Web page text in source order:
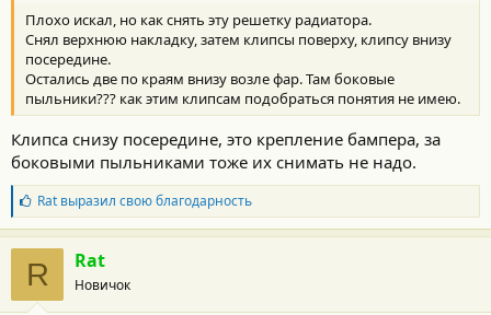
Плохо искал, но как снять эту решетку радиатора.
Снял верхнюю накладку, затем клипсы поверху, клипсу внизу
посередине.
Остались две по краям внизу возле фар. Там боковые
пыльники??? как этим клипсам подобраться понятия не имею.
Клипса снизу посередине, это крепление бампера, за
боковыми пыльниками тоже их снимать не надо.
Б
л
а
г
о
д
а
Ratвыразил свою благодарность
R Rat
Новичок